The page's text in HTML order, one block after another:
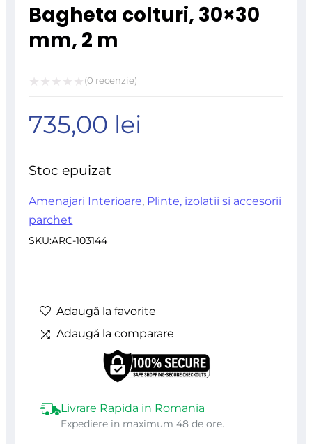
Bagheta colturi, 30×30
mm, 2 m
la
(0 recenzie)
735,00 lei
Stoc epuizat
Amenajari Interioare, Plinte, izolatii si accesorii
parchet
SKU:ARC-103144
Livrare Rapida in Romania
Expediere in maximum 48 de ore.
Adaugă la favorite
Adaugă la comparare